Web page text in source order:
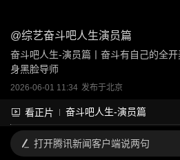
@综艺奋斗吧人生演员篇
奋斗吧人生-演员篇丨奋斗有自己的全
身黑脸导师
2026-06-01 11:34 发布于北京
看正片 奋斗吧人生-演员篇
打开腾讯新闻客户端说两句